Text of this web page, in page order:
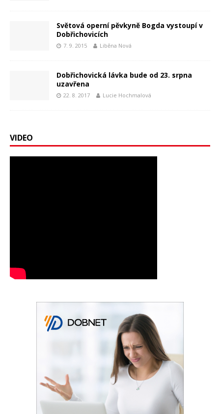
Světová operní pěvkyně Bogda vystoupí v
Dobřichovicích
7. 9. 2015 Liběna Nová
Dobřichovická lávka bude od 23. srpna
uzavřena
22. 8. 2017 Lucie Hochmalová
VIDEO